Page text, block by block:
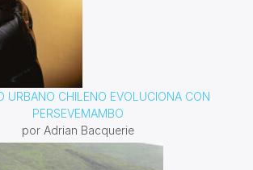
URBANO CHILENO EVOLUCIONA CON
PERSEVEMAMBO
por Adrian Bacquerie